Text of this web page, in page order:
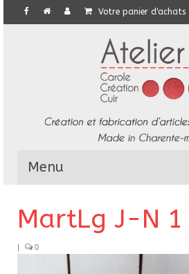
Votre panier d'achats
Menu
Commandes particulières
MartLg J-N 1
| 0